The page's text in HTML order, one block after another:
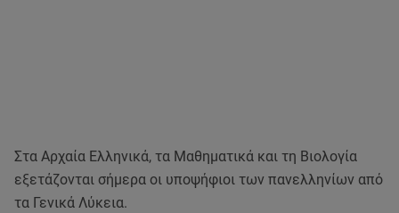
Στα Αρχαία Ελληνικά, τα Μαθηματικά και τη Βιολογία
εξετάζονται σήμερα οι υποψήφιοι των πανελληνίων από
τα Γενικά Λύκεια.